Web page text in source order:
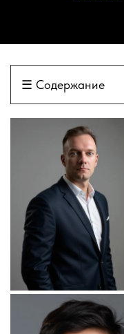
☰ Содержание